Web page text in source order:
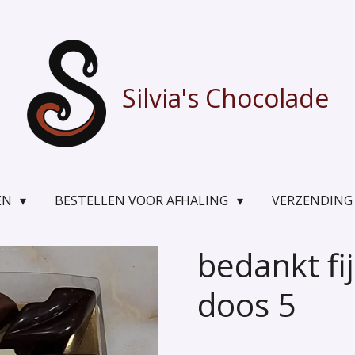
Silvia's Chocolade
BESTELLEN VOOR AFHALING VERZENDING
bedankt
doos 5